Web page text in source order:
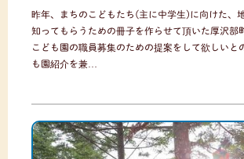
昨年、まちのこどもたち(主に中学生)に向けた、
知ってもらうための冊子を作らせて頂いた厚沢部
こども園の職員募集のための提案をして欲しいと
も園紹介を兼…